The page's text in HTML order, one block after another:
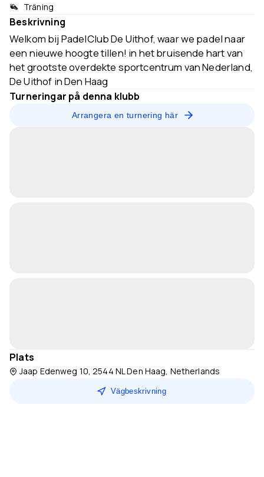
Träning
Beskrivning
Welkom bij PadelClub De Uithof, waar we padel naar
een nieuwe hoogte tillen! in het bruisende hart van
het grootste overdekte sportcentrum van Nederland,
De Uithof in Den Haag
Turneringar på denna klubb
Arrangera en turnering här
Plats
Jaap Edenweg 10, 2544 NL Den Haag, Netherlands
Vägbeskrivning